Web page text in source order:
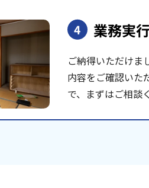
4 業務実
ご納得いただけま
内容をご確認いた
で、まずはご相談